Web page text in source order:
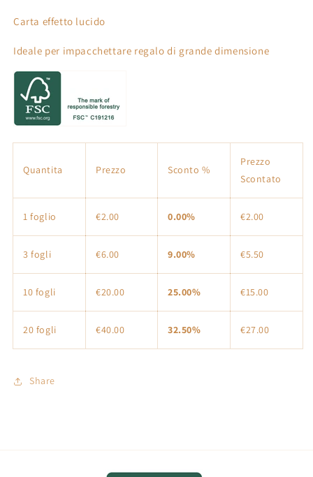
Carta effetto lucido
Ideale per impacchettare regalo di grande dimensione
Quantita Prezzo Sconto %
Prezzo
Scontato
1 foglio €2.00 0.00% €2.00
3 fogli €6.00 9.00% €5.50
10 fogli €20.00 25.00% €15.00
20 fogli €40.00 32.50% €27.00
Share